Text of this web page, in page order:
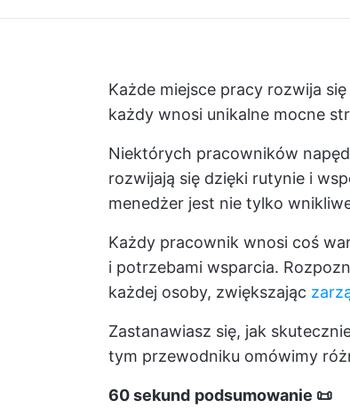
Każde miejsce pracy rozwija
każdy wnosi unikalne mocne
Niektórych pracowników
rozwijają się dzięki rutynie i
menedżer jest nie tylko
Każdy pracownik wnosi coś
i potrzebami wsparcia.
każdej osoby, zwiększając
Zastanawiasz się, jak
tym przewodniku omówimy
60 sekund podsumowanie 📜